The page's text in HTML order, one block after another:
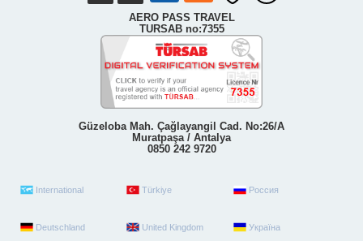
AERO PASS TRAVEL
TURSAB no:7355
Güzeloba Mah. Çağlayangil Cad. No:26/A
Muratpaşa / Antalya
0850 242 9720
International Türkiye Россия
Deutschland United Kingdom Україна